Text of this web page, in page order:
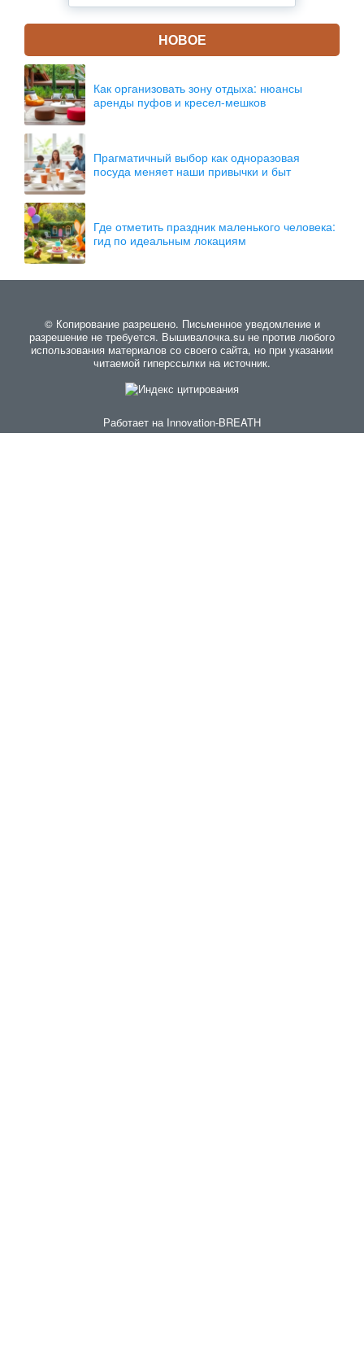
НОВОЕ
Как организовать зону отдыха: нюансы
аренды пуфов и кресел-мешков
Прагматичный выбор как одноразовая
посуда меняет наши привычки и быт
Где отметить праздник маленького человека:
гид по идеальным локациям
© Копирование разрешено. Письменное уведомление и
разрешение не требуется. Вышивалочка.su не против любого
использования материалов со своего сайта, но при указании
читаемой гиперссылки на источник.
Работает на Innovation-BREATH